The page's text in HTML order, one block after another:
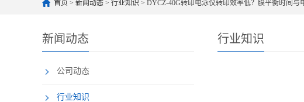
首页 > 新闻动态 > 行业知识 > DYCZ-40G转印电泳仪转印效率低？膜平衡时间与
新闻动态
公司动态
行业知识
行业知识